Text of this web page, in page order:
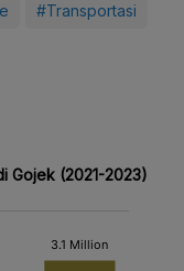
#Transportasi